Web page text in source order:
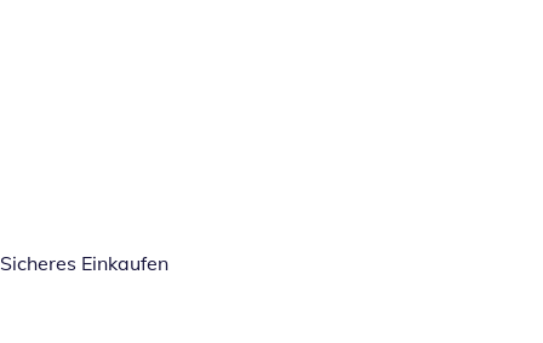
Sicheres Einkaufen